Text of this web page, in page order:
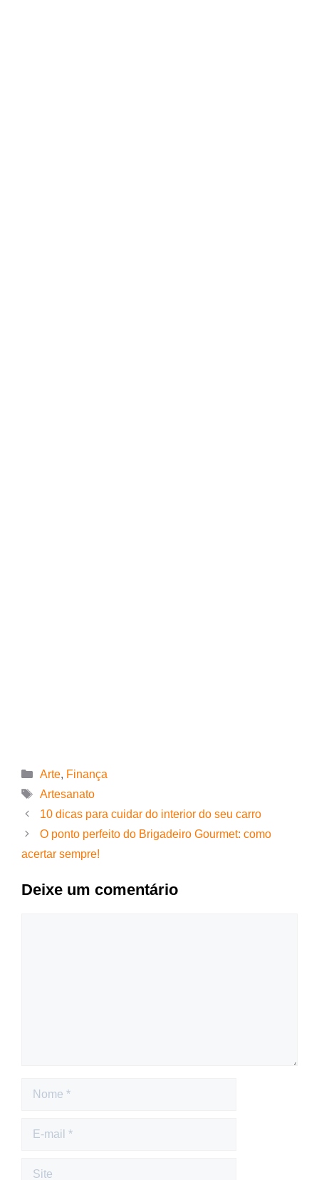
Arte, Finança
Artesanato
10 dicas para cuidar do interior do seu carro
O ponto perfeito do Brigadeiro Gourmet: como
acertar sempre!
Deixe um comentário